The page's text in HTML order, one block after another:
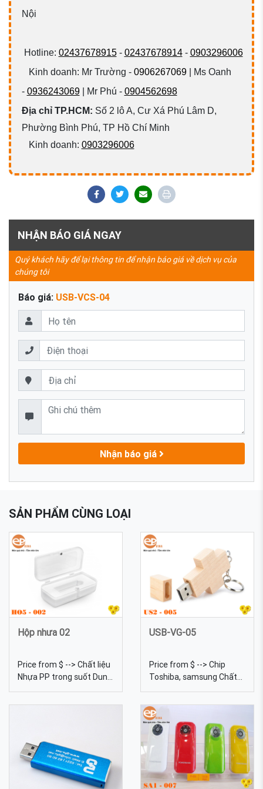
Nội
Hotline: 02437678915- 02437678914- 0903296006
Kinh doanh: Mr Trường - 0906267069| Ms Oanh
- 0936243069| Mr Phú - 0904562698
Địa chỉ TP.HCM: Số 2 lô A, Cư Xá Phú Lâm D,
Phường Bình Phú, TP Hồ Chí Minh
Kinh doanh: 0903296006
NHẬN BÁO GIÁ NGAY
Quý khách hãy để lại thông tin để nhận báo giá về dịch vụ của
chúng tôi
Báo giá: USB-VCS-04
Nhận báo giá
SẢN PHẨM CÙNG LOẠI
Hộp nhưa 02
Price from $ --> Chất liệu
Nhựa PP trong suốt Dung
lượng 4gb, 8gb, 16gb,
loại lớn 16,6*4,5*2cm
Màu sắc Đa dạng, được
tự chọn màu sắc Quy
cách Có thể in ấn logo 1-2
USB-VG-05
Price from $ --> Chip
Toshiba, samsung Chất
liệu Gỗ Dung lượng 4gb,
Kích thước 64*36*10mm
Trọng lượng 12g Màu sắc
Đa dạng, được tự chọn
màu sắc Quy cách In lưới,
khắc laser USB-VG-05 với
thiết kế độ đáo, sáng tạo